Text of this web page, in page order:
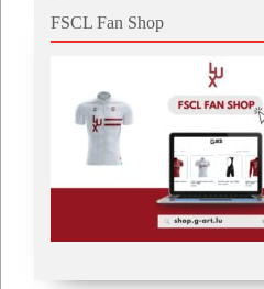
FSCL Fan Shop